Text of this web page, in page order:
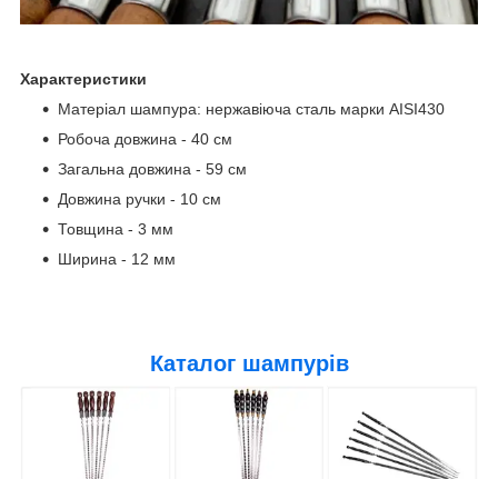
Характеристики
Матеріал шампура: нержавіюча сталь марки AISI430
Робоча довжина - 40 см
Загальна довжина - 59 см
Довжина ручки - 10 см
Товщина - 3 мм
Ширина - 12 мм
Каталог шампурів